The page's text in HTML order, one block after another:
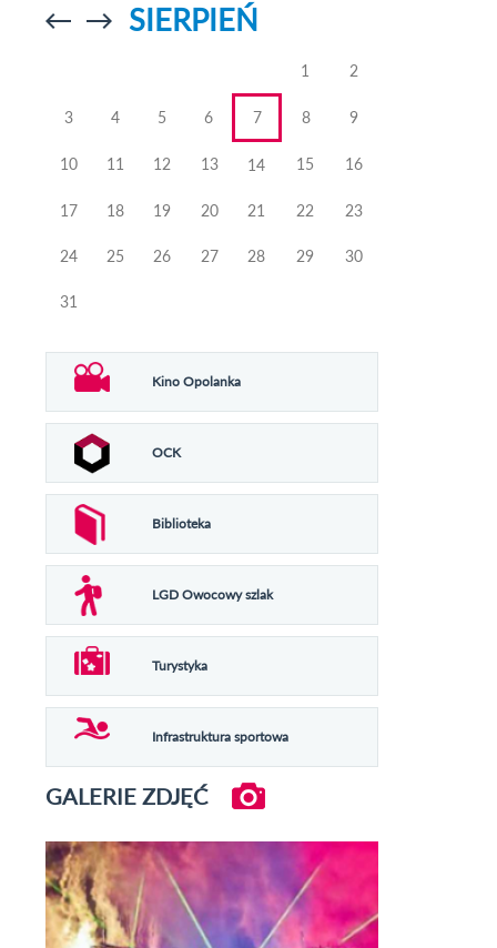
Przejdź doPrzejdź do
SIERPIEŃ
1 2
3 4 5 6 7 8 9
10 11 12 13 14 15 16
17 18 19 20 21 22 23
24 25 26 27 28 29 30
31
Kino Opolanka
OCK
Biblioteka
LGD Owocowy szlak
Turystyka
Infrastruktura sportowa
GALERIE ZDJĘĆ